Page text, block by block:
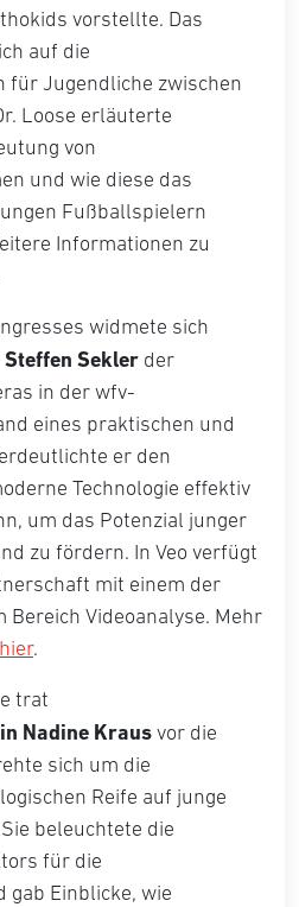
vorstellte. Das
auf die
für Jugendliche zwischen
Loose erläuterte
von
und wie diese das
Fußballspielern
Informationen zu
widmete sich
Sekler der
in der wfv-
eines praktischen und
er den
Technologie effektiv
um das Potenzial junger
zu fördern. In Veo verfügt
mit einem der
Videoanalyse. Mehr
.
trat
Nadine Kraus vor die
sich um die
Reife auf junge
beleuchtete die
für die
gab Einblicke, wie